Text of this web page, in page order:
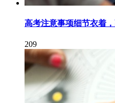
高考注意事项细节衣着
209